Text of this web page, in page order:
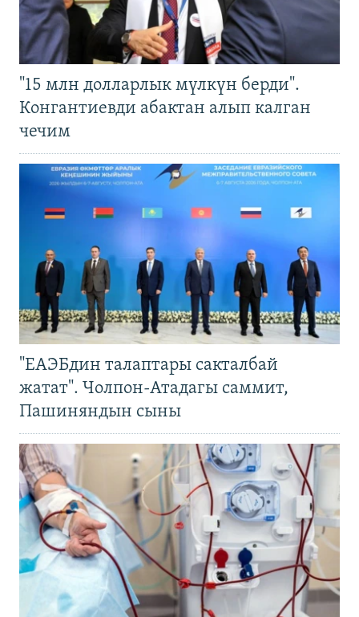
"15 млн долларлык мүлкүн берди".
Конгантиевди абактан алып калган
чечим
"ЕАЭБдин талаптары сакталбай
жатат". Чолпон-Атадагы саммит,
Пашиняндын сыны